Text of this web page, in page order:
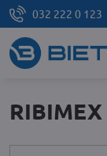
032 222 0 123
RIBIMEX